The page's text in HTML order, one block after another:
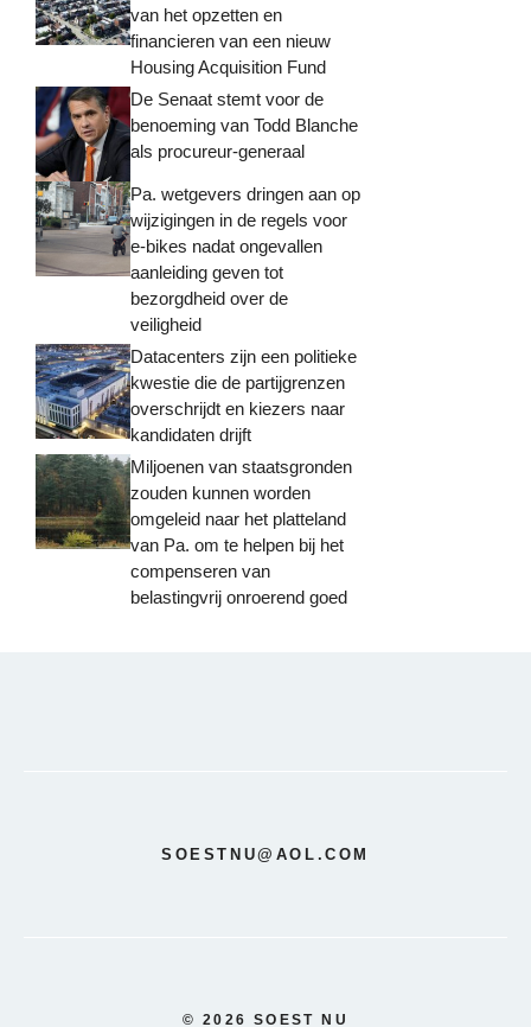
van het opzetten en
financieren van een nieuw
Housing Acquisition Fund
De Senaat stemt voor de
benoeming van Todd Blanche
als procureur-generaal
Pa. wetgevers dringen aan op
wijzigingen in de regels voor
e-bikes nadat ongevallen
aanleiding geven tot
bezorgdheid over de
veiligheid
Datacenters zijn een politieke
kwestie die de partijgrenzen
overschrijdt en kiezers naar
kandidaten drijft
Miljoenen van staatsgronden
zouden kunnen worden
omgeleid naar het platteland
van Pa. om te helpen bij het
compenseren van
belastingvrij onroerend goed
SOESTNU@AOL.COM
© 2026 SOEST NU